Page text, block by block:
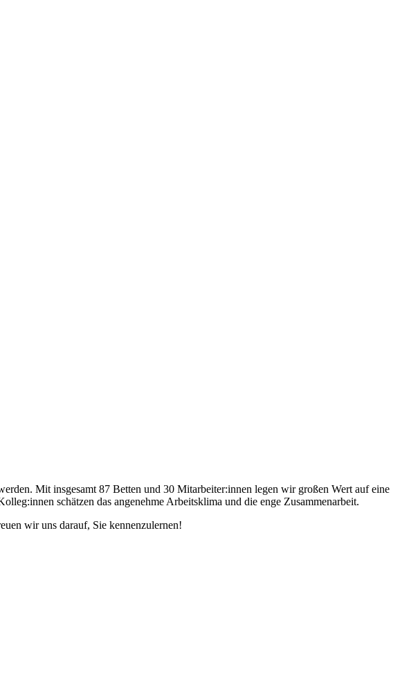
Mit insgesamt 87 Betten und 30 Mitarbeiter:innen legen wir großen Wert auf eine
schätzen das angenehme Arbeitsklima und die enge Zusammenarbeit.
wir uns darauf, Sie kennenzulernen!